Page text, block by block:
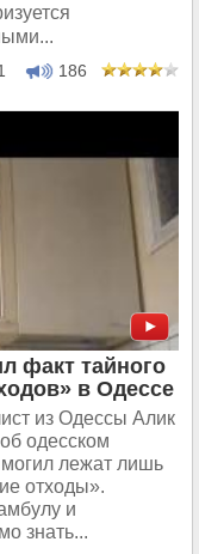
186
факт тайного
в Одессе
из Одессы Алик
одесском
лежат лишь
отходы».
и
знать...